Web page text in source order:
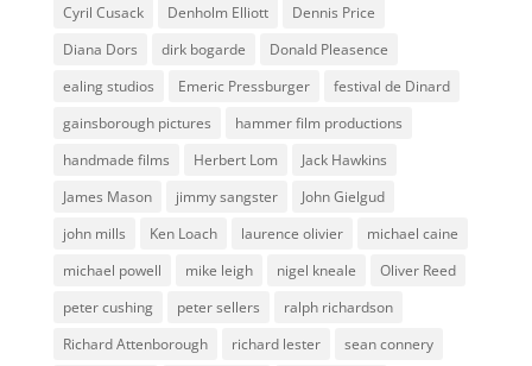
Cyril Cusack
Denholm Elliott
Dennis Price
Diana Dors
dirk bogarde
Donald Pleasence
ealing studios
Emeric Pressburger
festival de Dinard
gainsborough pictures
hammer film productions
handmade films
Herbert Lom
Jack Hawkins
James Mason
jimmy sangster
John Gielgud
john mills
Ken Loach laurence olivier
michael caine
michael powell
mike leigh nigel kneale
Oliver Reed
peter cushing
peter sellers
ralph richardson
Richard Attenborough
richard lester
sean connery